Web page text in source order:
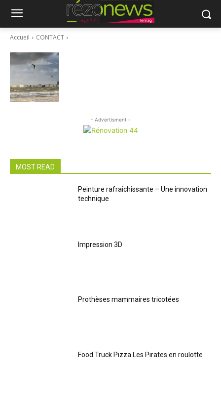
Accueil CONTACT
- Advertisment -
MOST READ
Peinture rafraichissante – Une innovation
technique
Impression 3D
Prothèses mammaires tricotées
Food Truck Pizza Les Pirates en roulotte